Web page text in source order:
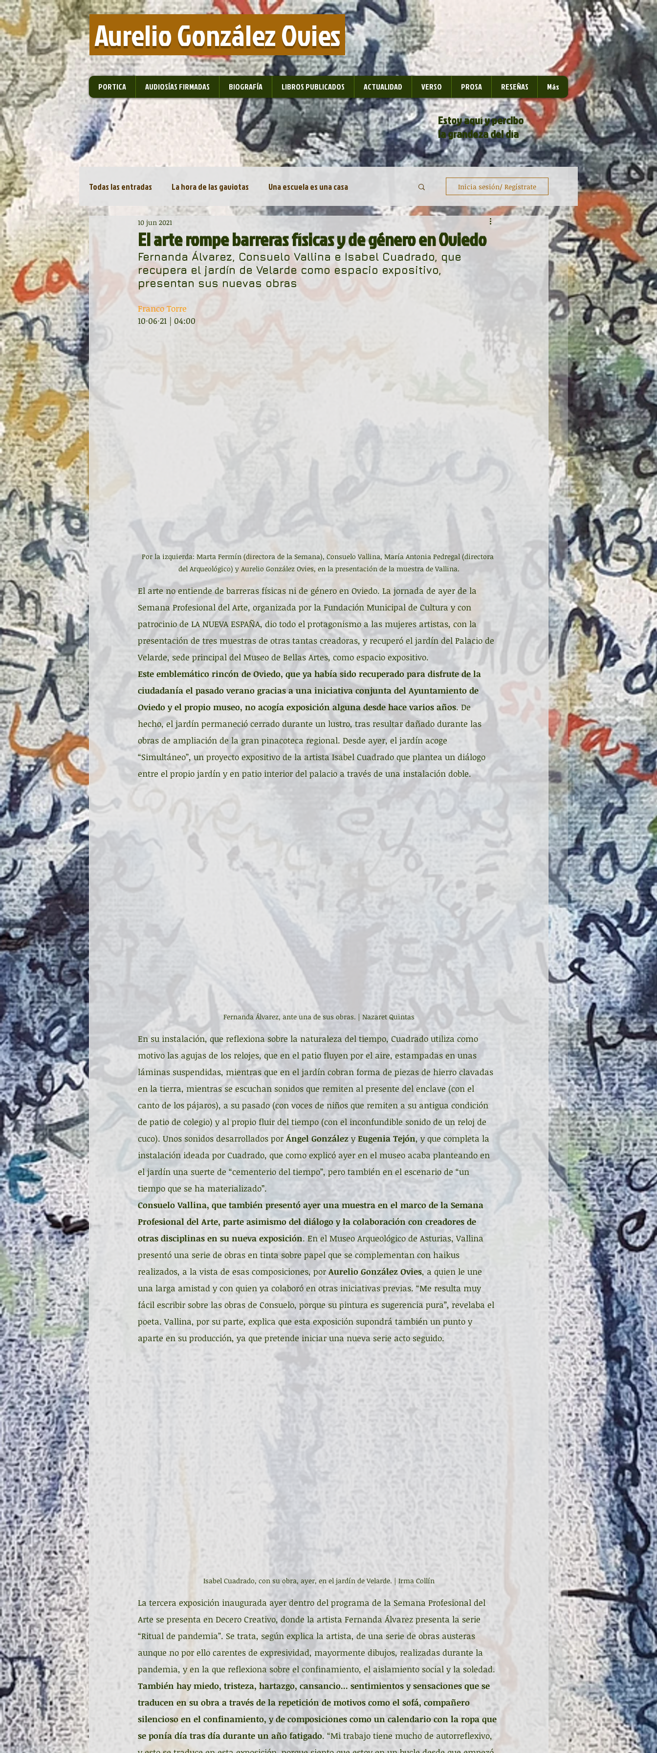
​ Aurelio González Ovies
PORTICA AUDIOSÍAS FIRMADAS BIOGRAFÍA LIBROS PUBLICADOS ACTUALIDAD VERSO PROSA RESEÑAS Más
Estoy aquí y percibo
la grandeza del día
Todas las entradas La hora de las gaviotas Una escuela es una casa
Diccionario de mitos clásicos
Noche de Cumpleaños La rucha Asociación d'Escritores d'Asturies
Asturias Capital Mundial Poesía
Inicia sesión/ Regístrate
El arte rompe barreras físicas y de género en Oviedo
10 jun 2021
Fernanda Álvarez, Consuelo Vallina e Isabel Cuadrado, que
recupera el jardín de Velarde como espacio expositivo,
presentan sus nuevas obras
Franco Torre
10·06·21 | 04:00
Por la izquierda: Marta Fermín (directora de la Semana), Consuelo Vallina, María Antonia Pedregal (directora
del Arqueológico) y Aurelio González Ovies, en la presentación de la muestra de Vallina.
El arte no entiende de barreras físicas ni de género en Oviedo. La jornada de ayer de la
Semana Profesional del Arte, organizada por la Fundación Municipal de Cultura y con
patrocinio de LA NUEVA ESPAÑA, dio todo el protagonismo a las mujeres artistas, con la
presentación de tres muestras de otras tantas creadoras, y recuperó el jardín del Palacio de
Velarde, sede principal del Museo de Bellas Artes, como espacio expositivo.
Este emblemático rincón de Oviedo, que ya había sido recuperado para disfrute de la
ciudadanía el pasado verano gracias a una iniciativa conjunta del Ayuntamiento de
Oviedo y el propio museo, no acogía exposición alguna desde hace varios años. De
hecho, el jardín permaneció cerrado durante un lustro, tras resultar dañado durante las
obras de ampliación de la gran pinacoteca regional. Desde ayer, el jardín acoge
“Simultáneo”, un proyecto expositivo de la artista Isabel Cuadrado que plantea un diálogo
entre el propio jardín y en patio interior del palacio a través de una instalación doble.
Fernanda Álvarez, ante una de sus obras. | Nazaret Quintas
En su instalación, que reflexiona sobre la naturaleza del tiempo, Cuadrado utiliza como
motivo las agujas de los relojes, que en el patio fluyen por el aire, estampadas en unas
láminas suspendidas, mientras que en el jardín cobran forma de piezas de hierro clavadas
en la tierra, mientras se escuchan sonidos que remiten al presente del enclave (con el
canto de los pájaros), a su pasado (con voces de niños que remiten a su antigua condición
de patio de colegio) y al propio fluir del tiempo (con el inconfundible sonido de un reloj de
cuco). Unos sonidos desarrollados por Ángel González y Eugenia Tejón, y que completa la
instalación ideada por Cuadrado, que como explicó ayer en el museo acaba planteando en
el jardín una suerte de “cementerio del tiempo”, pero también en el escenario de “un
tiempo que se ha materializado”.
Consuelo Vallina, que también presentó ayer una muestra en el marco de la Semana
Profesional del Arte, parte asimismo del diálogo y la colaboración con creadores de
otras disciplinas en su nueva exposición. En el Museo Arqueológico de Asturias, Vallina
presentó una serie de obras en tinta sobre papel que se complementan con haikus
realizados, a la vista de esas composiciones, por Aurelio González Ovies, a quien le une
una larga amistad y con quien ya colaboró en otras iniciativas previas. “Me resulta muy
fácil escribir sobre las obras de Consuelo, porque su pintura es sugerencia pura”, revelaba el
poeta. Vallina, por su parte, explica que esta exposición supondrá también un punto y
aparte en su producción, ya que pretende iniciar una nueva serie acto seguido.
Isabel Cuadrado, con su obra, ayer, en el jardín de Velarde. | Irma Collín
La tercera exposición inaugurada ayer dentro del programa de la Semana Profesional del
Arte se presenta en Decero Creativo, donde la artista Fernanda Álvarez presenta la serie
“Ritual de pandemia”. Se trata, según explica la artista, de una serie de obras austeras
aunque no por ello carentes de expresividad, mayormente dibujos, realizadas durante la
pandemia, y en la que reflexiona sobre el confinamiento, el aislamiento social y la soledad.
También hay miedo, tristeza, hartazgo, cansancio... sentimientos y sensaciones que se
traducen en su obra a través de la repetición de motivos como el sofá, compañero
silencioso en el confinamiento, y de composiciones como un calendario con la ropa que
se ponía día tras día durante un año fatigado. “Mi trabajo tiene mucho de autorreflexivo,